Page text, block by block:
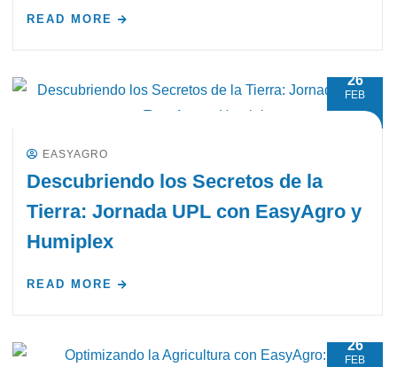
READ MORE
26
FEB
EASYAGRO
Descubriendo los Secretos de la
Tierra: Jornada UPL con EasyAgro y
Humiplex
READ MORE
26
FEB